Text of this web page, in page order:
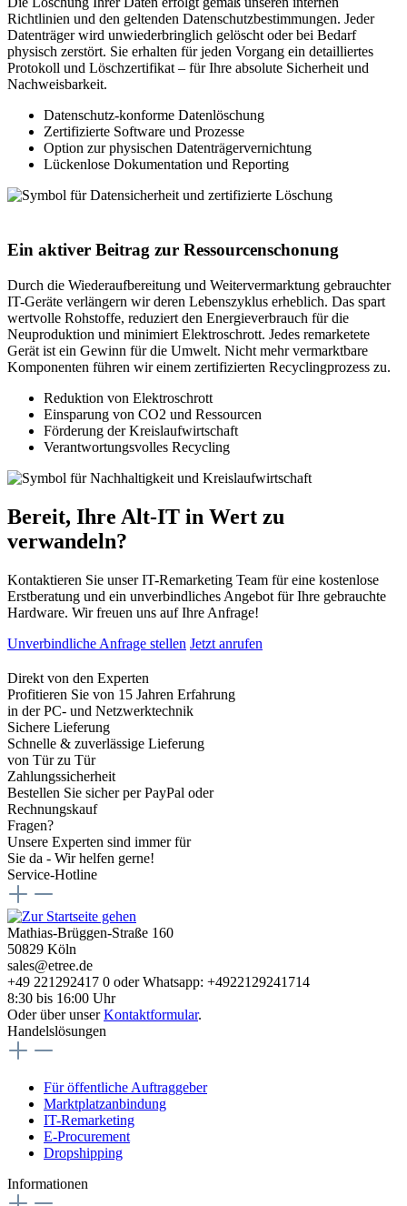
Richtlinien und den geltenden Datenschutzbestimmungen. Jeder
Datenträger wird unwiederbringlich gelöscht oder bei Bedarf
physisch zerstört. Sie erhalten für jeden Vorgang ein detailliertes
Protokoll und Löschzertifikat – für Ihre absolute Sicherheit und
Nachweisbarkeit.
Datenschutz-konforme Datenlöschung
Zertifizierte Software und Prozesse
Option zur physischen Datenträgervernichtung
Lückenlose Dokumentation und Reporting
Ein aktiver Beitrag zur Ressourcenschonung
Durch die Wiederaufbereitung und Weitervermarktung gebrauchter
IT-Geräte verlängern wir deren Lebenszyklus erheblich. Das spart
wertvolle Rohstoffe, reduziert den Energieverbrauch für die
Neuproduktion und minimiert Elektroschrott. Jedes remarketete
Gerät ist ein Gewinn für die Umwelt. Nicht mehr vermarktbare
Komponenten führen wir einem zertifizierten Recyclingprozess zu.
Reduktion von Elektroschrott
Einsparung von CO2 und Ressourcen
Förderung der Kreislaufwirtschaft
Verantwortungsvolles Recycling
Bereit, Ihre Alt-IT in Wert zu
verwandeln?
Kontaktieren Sie unser IT-Remarketing Team für eine kostenlose
Erstberatung und ein unverbindliches Angebot für Ihre gebrauchte
Hardware. Wir freuen uns auf Ihre Anfrage!
Unverbindliche Anfrage stellen Jetzt anrufen
Direkt von den Experten
Profitieren Sie von 15 Jahren Erfahrung
in der PC- und Netzwerktechnik
Sichere Lieferung
Schnelle & zuverlässige Lieferung
von Tür zu Tür
Zahlungssicherheit
Bestellen Sie sicher per PayPal oder
Rechnungskauf
Fragen?
Unsere Experten sind immer für
Sie da - Wir helfen gerne!
Service-Hotline
Mathias-Brüggen-Straße 160
50829 Köln
sales@etree.de
+49 221292417 0 oder Whatsapp: +4922129241714
8:30 bis 16:00 Uhr
Oder über unserKontaktformular.
Handelslösungen
Für öffentliche Auftraggeber
Marktplatzanbindung
IT-Remarketing
E-Procurement
Dropshipping
Informationen